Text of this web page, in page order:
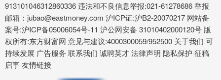
913101046312860336 违法和不良信息举报:021-61278686 举报
邮箱：jubao@eastmoney.com 沪ICP证:沪B2-20070217 网站备
案号:沪ICP备05006054号-11 沪公网安备 31010402000120号 版
权所有:东方财富网 意见与建议:4000300059/952500 关于我们 可
持续发展 广告服务 联系我们 诚聘英才 法律声明 隐私保护 征稿
启事 友情链接